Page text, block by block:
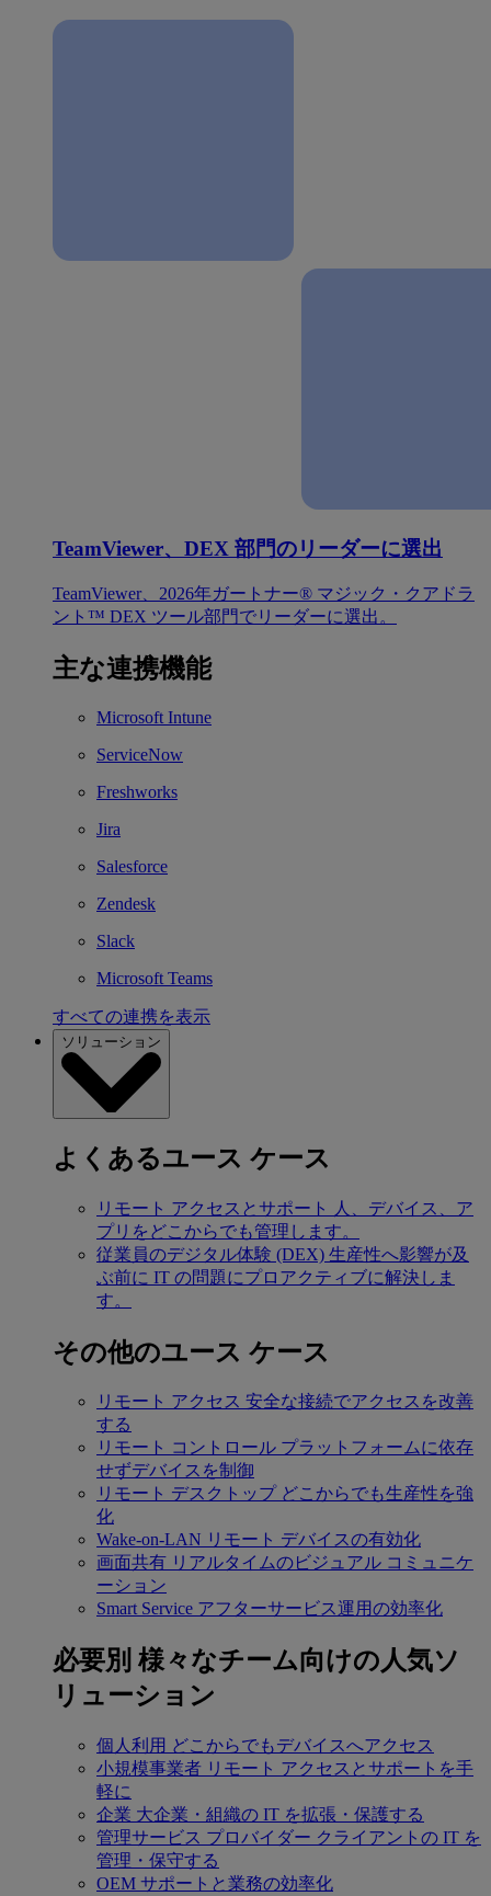
TeamViewer、DEX 部門のリーダーに選出
TeamViewer、2026年ガートナー® マジック・クアドラ
ント™ DEX ツール部門でリーダーに選出。
主な連携機能
Microsoft Intune
ServiceNow
Freshworks
Jira
Salesforce
Zendesk
Slack
Microsoft Teams
すべての連携を表示
ソリューション
よくあるユース ケース
リモート アクセスとサポート
人、デバイス、ア
プリをどこからでも管理します。
従業員のデジタル体験 (DEX) 生産性へ影響が及
ぶ前に IT の問題にプロアクティブに解決しま
す。
その他のユース ケース
リモート アクセス 安全な接続でアクセスを改善
する
リモート コントロール プラットフォームに依存
せずデバイスを制御
リモート デスクトップ どこからでも生産性を強
化
Wake-on-LAN リモート デバイスの有効化
画面共有 リアルタイムのビジュアル コミュニケ
ーション
Smart Service アフターサービス運用の効率化
必要別 様々なチーム向けの人気ソ
リューション
個人利用 どこからでもデバイスへアクセス
小規模事業者 リモート アクセスとサポートを手
軽に
企業 大企業・組織の IT を拡張・保護する
管理サービス プロバイダー クライアントの IT を
管理・保守する
OEM サポートと業務の効率化